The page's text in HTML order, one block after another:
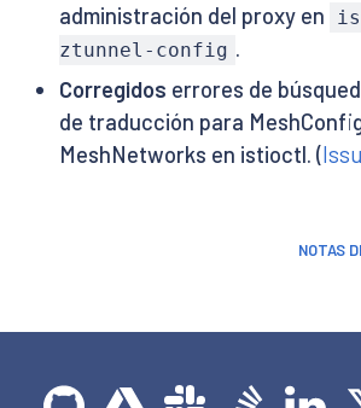
administración del proxy en
ztunnel-config .
Corregidos errores de
de traducción para
MeshNetworks en istioctl. (
NOTAS